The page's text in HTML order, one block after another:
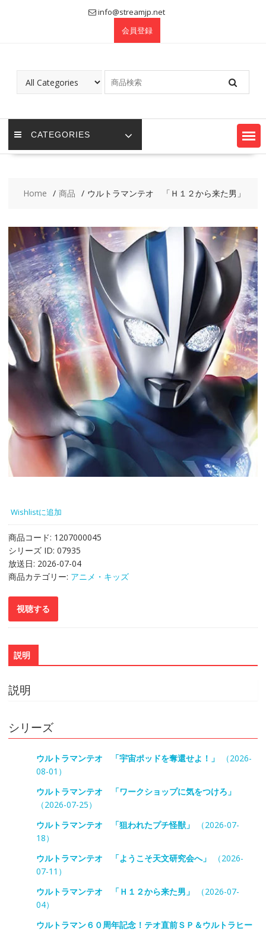
info@streamjp.net
会員登録
CATEGORIES
Home 商品 ウルトラマンテオ 「Ｈ１２から来た男」
Wishlistに追加
商品コード: 1207000045
シリーズ ID: 07935
放送日: 2026-07-04
商品カテゴリー: アニメ・キッズ
説明
説明
シリーズ
ウルトラマンテオ 「宇宙ポッドを奪還せよ！」
（2026-
08-01）
ウルトラマンテオ 「ワークショップに気をつけろ」
（2026-07-25）
ウルトラマンテオ 「狙われたプチ怪獣」
（2026-07-
18）
ウルトラマンテオ 「ようこそ天文研究会へ」
（2026-
07-11）
ウルトラマンテオ 「Ｈ１２から来た男」
（2026-07-
04）
ウルトラマン６０周年記念！テオ直前ＳＰ＆ウルトラヒー